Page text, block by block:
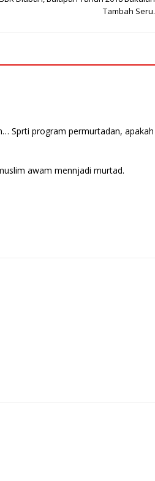
Tambah Seru.
Sprti program permurtadan, apakah
awam mennjadi murtad.